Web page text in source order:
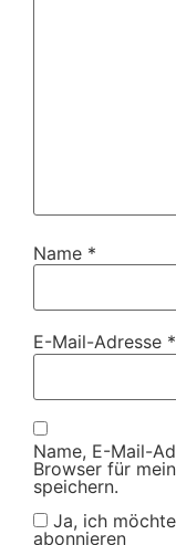
Name *
E-Mail-Adresse *
Name, E-Mail-
Browser für
speichern.
Ja, ich
abonnieren